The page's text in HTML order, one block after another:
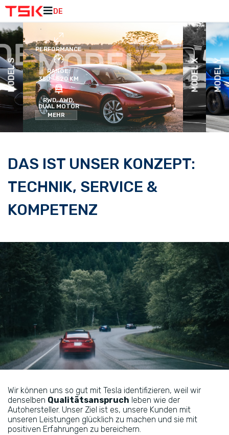
DE
DE
MODEL S
PERFORMANCE
RANGE:
350 - 520 KM
RWD, AWD,
DUAL MOTOR
MEHR
MODEL X MODEL Y
DAS IST UNSER KONZEPT:
TECHNIK, SERVICE &
KOMPETENZ
Wir können uns so gut mit Tesla identifizieren, weil wir
denselben Qualitätsanspruch leben wie der
Autohersteller. Unser Ziel ist es, unsere Kunden mit
unseren Leistungen glücklich zu machen und sie mit
positiven Erfahrungen zu bereichern.